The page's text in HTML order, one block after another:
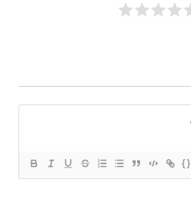
{}